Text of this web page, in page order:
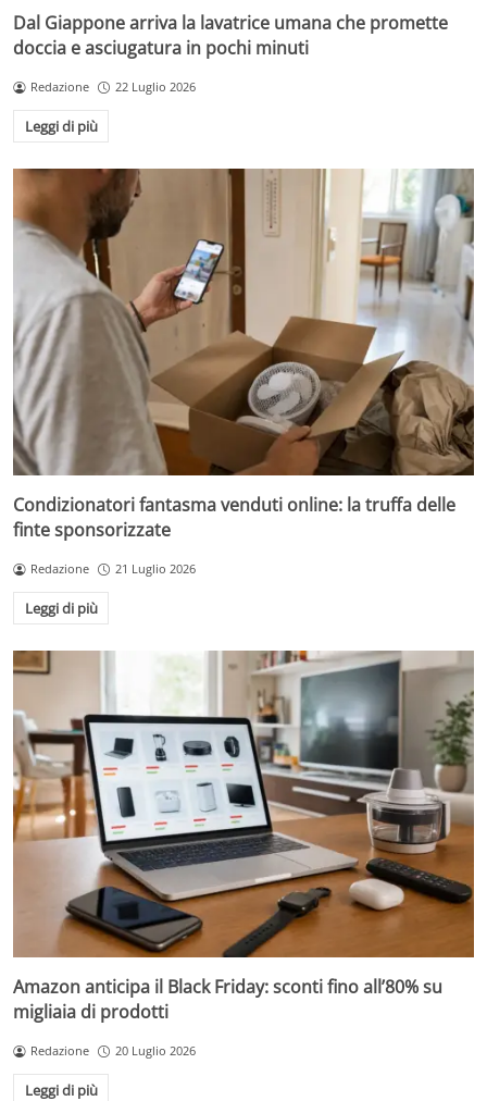
Dal Giappone arriva la lavatrice umana che promette
doccia e asciugatura in pochi minuti
Redazione 22 Luglio 2026
Leggi di più
Condizionatori fantasma venduti online: la truffa delle
finte sponsorizzate
Redazione 21 Luglio 2026
Leggi di più
Amazon anticipa il Black Friday: sconti fino all’80% su
migliaia di prodotti
Redazione 20 Luglio 2026
Leggi di più